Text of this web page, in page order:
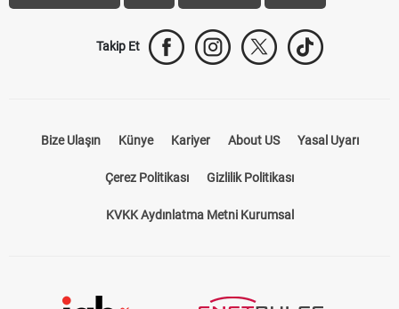
Takip Et
Bize Ulaşın Künye Kariyer About US Yasal Uyarı
Çerez Politikası Gizlilik Politikası
KVKK Aydınlatma Metni Kurumsal